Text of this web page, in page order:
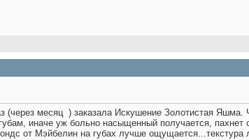
(через месяц ) заказала Искушение Золотистая Яшма.
иначе уж больно насыщенный получается, пахнет
от Мэйбелин на губах лучше ощущается...текстура